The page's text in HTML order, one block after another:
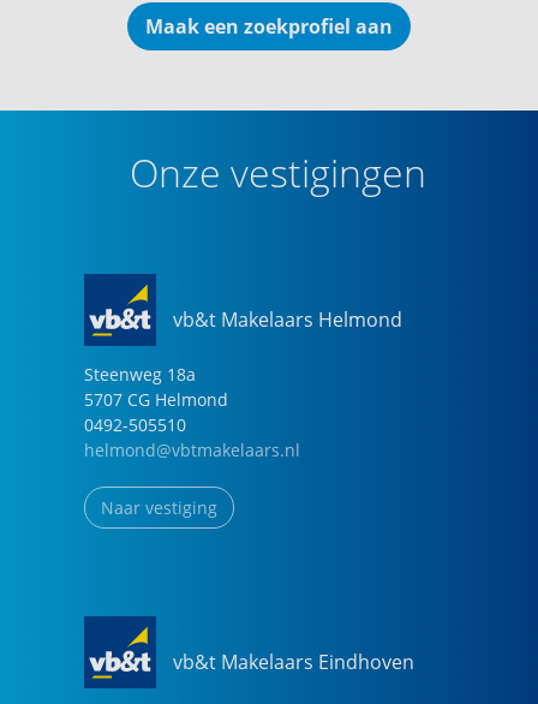
Maak een zoekprofiel aan
Onze vestigingen
vb&t Makelaars Helmond
Steenweg 18a
5707 CG Helmond
0492-505510
helmond@vbtmakelaars.nl
Naar vestiging
vb&t Makelaars Eindhoven